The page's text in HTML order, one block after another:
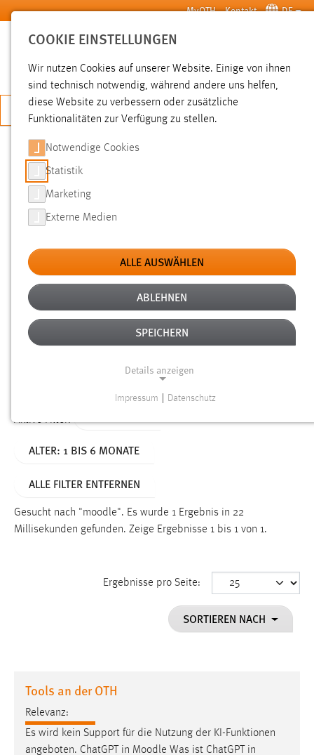
Zum Hauptinhalt springen MyOTH Kontakt DE
SUCHE
JETZT BEWERBEN
SUCHE
FILTER
Typ
Erstellungsdatum
Alter
Aktive Filter:
ALTER: 1 BIS 6 MONATE
ALLE FILTER ENTFERNEN
Gesucht nach "moodle". Es wurde 1 Ergebnis in 22
Millisekunden gefunden. Zeige Ergebnisse 1 bis 1 von 1.
Ergebnisse pro Seite:
SORTIEREN NACH
Tools an der OTH
Relevanz:
Es wird kein Support für die Nutzung der KI-Funktionen
angeboten. ChatGPT in Moodle Was ist ChatGPT in
COOKIE EINSTELLUNGEN
Wir nutzen Cookies auf unserer Website. Einige von ihnen
sind technisch notwendig, während andere uns helfen,
diese Website zu verbessern oder zusätzliche
Funktionalitäten zur Verfügung zu stellen.
Notwendige Cookies
Statistik
Marketing
Externe Medien
ALLE AUSWÄHLEN
ABLEHNEN
SPEICHERN
Details anzeigen
Funktionen und sind für die einwandfreie Funktion der
Name:
Dieser Cookie speichert die ausgewählten Einverständnis-
Performance
Name:
staticfilecache
Zweck:
Impressum Datenschutz